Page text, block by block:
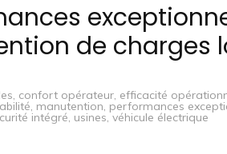
de charges
, confort opérateur, efficacité
, manutention, performances
intégré, usines,véhicule électrique